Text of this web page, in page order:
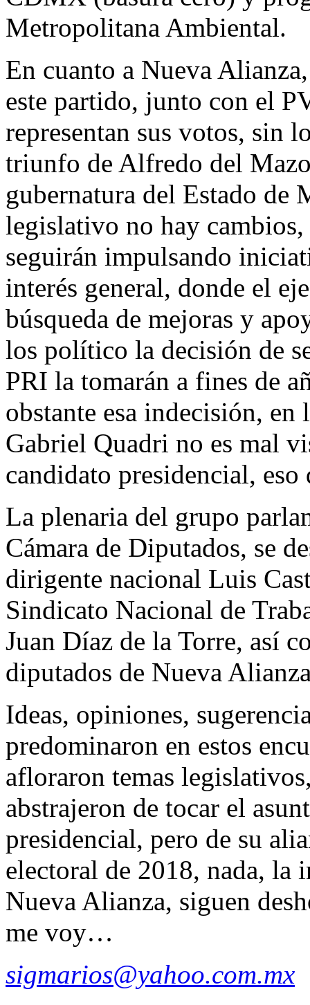
Metropolitana Ambiental.
En cuanto a Nueva
este partido, junto con el
representan sus votos, sin
triunfo de Alfredo del
gubernatura del Estado de
legislativo no hay
seguirán impulsando
interés general, donde el
búsqueda de mejoras y
los político la decisión de
PRI la tomarán a fines de
obstante esa indecisión,
Gabriel Quadri no es mal
candidato presidencial, eso
La plenaria del grupo
Cámara de Diputados, se
dirigente nacional Luis
Sindicato Nacional de
Juan Díaz de la Torre, así
diputados de Nueva
Ideas, opiniones,
predominaron en estos
afloraron temas
abstrajeron de tocar el
presidencial, pero de su
electoral de 2018, nada, la
Nueva Alianza, siguen
me voy…
sigmarios@yahoo.com.mx